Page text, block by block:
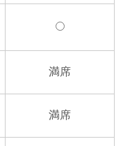
満席
満席